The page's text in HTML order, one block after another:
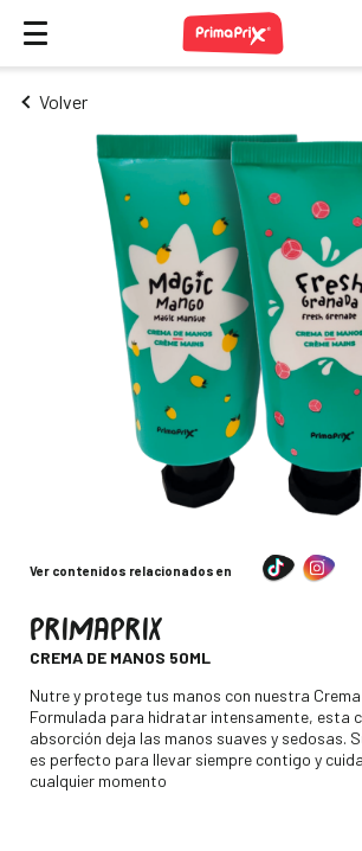
Volver
Ver contenidos relacionados en
PRIMAPRIX
CREMA DE MANOS 50ML
Descripción
Nutre y protege tus manos con nuestra
Formulada para hidratar intensamente, esta
absorción deja las manos suaves y sedosas.
es perfecto para llevar siempre contigo y
cualquier momento